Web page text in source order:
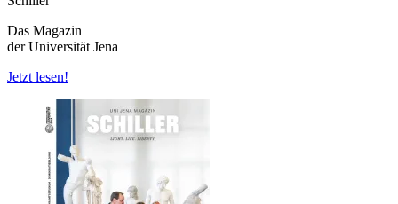
Das Magazin
der Universität Jena
Jetzt lesen!